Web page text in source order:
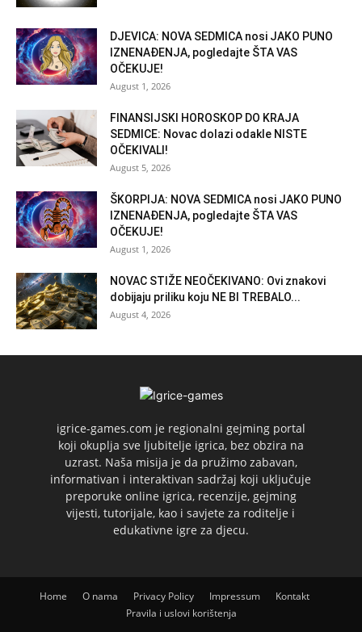
DJEVICA: NOVA SEDMICA nosi JAKO PUNO
IZNENAĐENJA, pogledajte ŠTA VAS
OČEKUJE!
August 1, 2026
FINANSIJSKI HOROSKOP DO KRAJA
SEDMICE: Novac dolazi odakle NISTE
OČEKIVALI!
August 5, 2026
ŠKORPIJA: NOVA SEDMICA nosi JAKO PUNO
IZNENAĐENJA, pogledajte ŠTA VAS
OČEKUJE!
August 1, 2026
NOVAC STIŽE NEOČEKIVANO: Ovi znakovi
dobijaju priliku koju NE BI TREBALO...
August 4, 2026
igrice-games.com je regionalni gejming portal
koji okuplja sve ljubitelje igrica, bez obzira na
uzrast. Naša misija je da pružimo zabavan,
informativan i interaktivan sadržaj koji uključuje
preporuke online igrica, recenzije, gejming
vijesti, tutorijale, kao i savjete za roditelje i
edukativne igre za djecu.
Home O nama Privacy Policy Impressum
Kontakt
Pravila i uslovi korištenja